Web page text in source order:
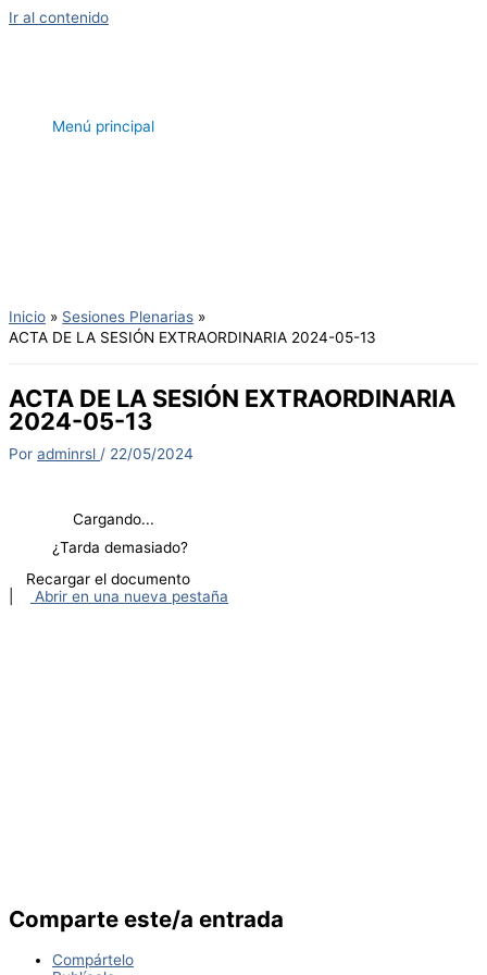
Ir al contenido
Menú principal
Inicio
Sesiones Plenarias
ACTA DE LA SESIÓN EXTRAORDINARIA 2024-05-13
ACTA DE LA SESIÓN EXTRAORDINARIA
2024-05-13
Por adminrsl / 22/05/2024
Cargando...
¿Tarda demasiado?
Recargar el documento
Abrir en una nueva pestaña
Comparte este/a entrada
Compártelo